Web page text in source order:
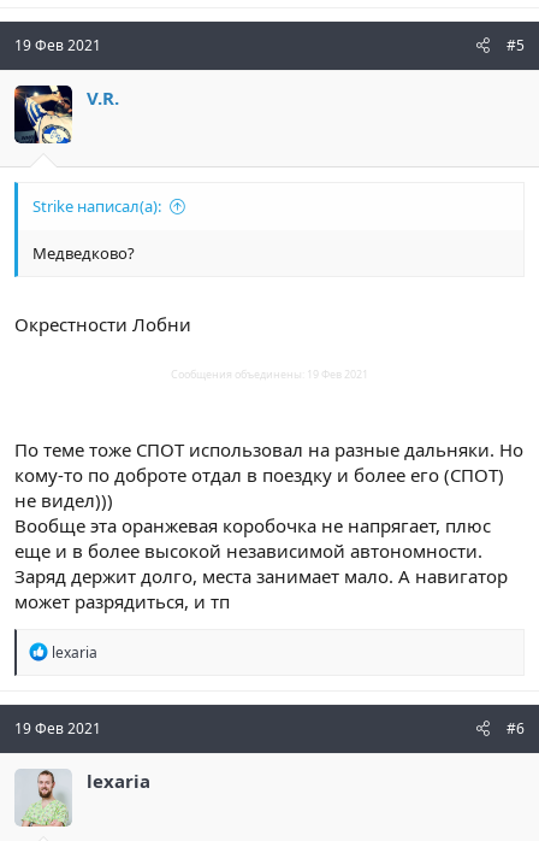
к
ц
и
:
19 Фев 2021 #5
V.R.
Strike написал(а):
Медведково?
Окрестности Лобни
Сообщения объединены: 19 Фев 2021
По теме тоже СПОТ использовал на разные дальняки. Но
кому-то по доброте отдал в поездку и более его (СПОТ)
не видел)))
Вообще эта оранжевая коробочка не напрягает, плюс
еще и в более высокой независимой автономности.
Заряд держит долго, места занимает мало. А навигатор
может разрядиться, и тп
Р
к
ц
и
:
lexaria
19 Фев 2021 #6
lexaria